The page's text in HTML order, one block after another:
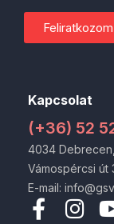
Kapcsolat
(+36) 52
4034 Debrecen,
Vámospércsi út
E-mail: